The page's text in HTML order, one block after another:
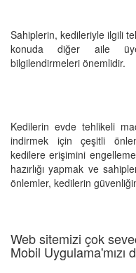
Sahiplerin, kedileriyle ilgili
konuda diğer aile
bilgilendirmeleri önemlidir.
Kedilerin evde tehlikeli
indirmek için çeşitli
kedilere erişimini
hazırlığı yapmak ve
önlemler, kedilerin
Web sitemizi çok
Mobil Uygulama'mızı